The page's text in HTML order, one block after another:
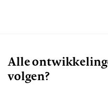
Alle
volgen?